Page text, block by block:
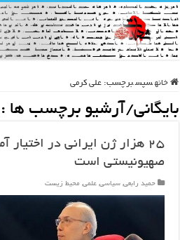
خانه سپس برچسب: علی کرمی
بایگانی/آرشیو برچسب ها :
۲۵ هزار ژن ایرانی در اختیار
صهیونیستی است
حمید رابعی, سیاسی, علمی, محیط زیست